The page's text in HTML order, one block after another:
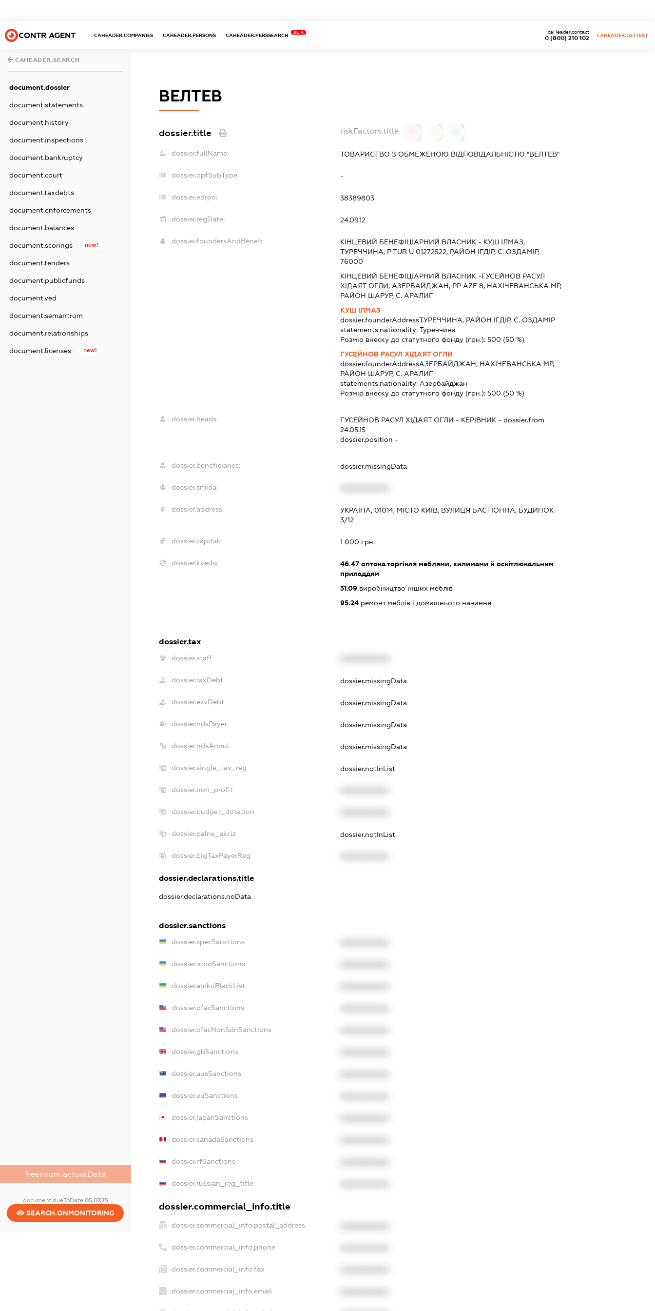
CONTR AGENT CAHEADER.COMPANIES CAHEADER.PERSONS CAHEADER.PERSSEARCH
BETA
0 (800) 210 102
caHeader.contact
CAHEADER.GETTEST
CAHEADER.SEARCH
document.dossier
document.statements
document.history
document.inspections
document.bankruptcy
document.court
document.taxdebts
document.enforcements
document.balances
document.scorings new!
document.tenders
document.publicfunds
document.ved
document.semantrum
document.relationships
document.licenses new!
freemium.actualData
document.dueToDate 05.07.25
SEARCH.ONMONITORING
ВЕЛТЕВ
dossier.title riskFactors.title
dossier.fullName: ТОВАРИСТВО З ОБМЕЖЕНОЮ ВІДПОВІДАЛЬНІСТЮ "ВЕЛТЕВ"
dossier.opfSubType: -
dossier.edrpo: 38389803
dossier.regDate: 24.09.12
dossier.foundersAndBenef:
КІНЦЕВИЙ БЕНЕФІЦІАРНИЙ ВЛАСНИК - КУШ ІЛМАЗ,
ТУРЕЧЧИНА, P TUR U 01272522, РАЙОН ІГДІР, С. ОЗДАМІР,
76000
КІНЦЕВИЙ БЕНЕФІЦІАРНИЙ ВЛАСНИК -ГУСЕЙНОВ РАСУЛ
ХІДАЯТ ОГЛИ, АЗЕРБАЙДЖАН, PP AZE 8, НАХІЧЕВАНСЬКА МР,
РАЙОН ШАРУР, С. АРАЛИГ
КУШ ІЛМАЗ
dossier.founderAddressТУРЕЧЧИНА, РАЙОН ІГДІР, С. ОЗДАМІР
statements.nationality: Туреччина
Розмір внеску до статутного фонду (грн.): 500 (50 %)
ГУСЕЙНОВ РАСУЛ ХІДАЯТ ОГЛИ
dossier.founderAddressАЗЕРБАЙДЖАН, НАХІЧЕВАНСЬКА МР,
РАЙОН ШАРУР, С. АРАЛИГ
statements.nationality: Азербайджан
Розмір внеску до статутного фонду (грн.): 500 (50 %)
dossier.heads: ГУСЕЙНОВ РАСУЛ ХІДАЯТ ОГЛИ - КЕРІВНИК - dossier.from
24.05.15
dossier.position -
dossier.beneficiaries: dossier.missingData
dossier.smida:
dossier.address:
УКРАЇНА, 01014, МІСТО КИЇВ, ВУЛИЦЯ БАСТІОННА, БУДИНОК
3/12
dossier.capital: 1 000 грн.
dossier.kveds: 46.47оптова торгівля меблями, килимами й освітлювальним
приладдям
31.09виробництво інших меблів
95.24ремонт меблів і домашнього начиння
dossier.tax
dossier.staff
dossier.taxDebt dossier.missingData
dossier.esvDebt dossier.missingData
dossier.ndsPayer dossier.missingData
dossier.ndsAnnul dossier.missingData
dossier.single_tax_reg dossier.notInList
dossier.non_profit
dossier.budget_dotation
dossier.palne_akciz dossier.notInList
dossier.bigTaxPayerReg
dossier.declarations.title
dossier.declarations.noData
dossier.sanctions
dossier.specSanctions
dossier.rnboSanctions
dossier.amkuBlackList
dossier.ofacSanctions
dossier.ofacNonSdnSanctions
dossier.gbSanctions
dossier.ausSanctions
dossier.euSanctions
dossier.japanSanctions
dossier.canadaSanctions
dossier.rfSanctions
dossier.russian_reg_title
dossier.commercial_info.title
dossier.commercial_info.postal_address
dossier.commercial_info.phone
dossier.commercial_info.fax
dossier.commercial_info.email